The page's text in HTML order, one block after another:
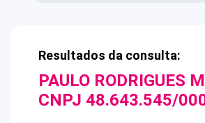
Resultados da consulta:
PAULO RODRIGUES
CNPJ 48.643.545/